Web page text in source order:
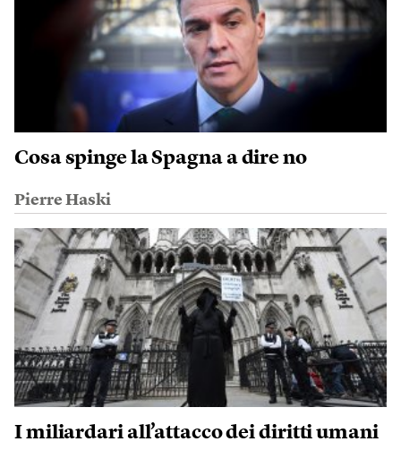
Cosa spinge la Spagna a dire no
Pierre Haski
I miliardari all’attacco dei diritti umani